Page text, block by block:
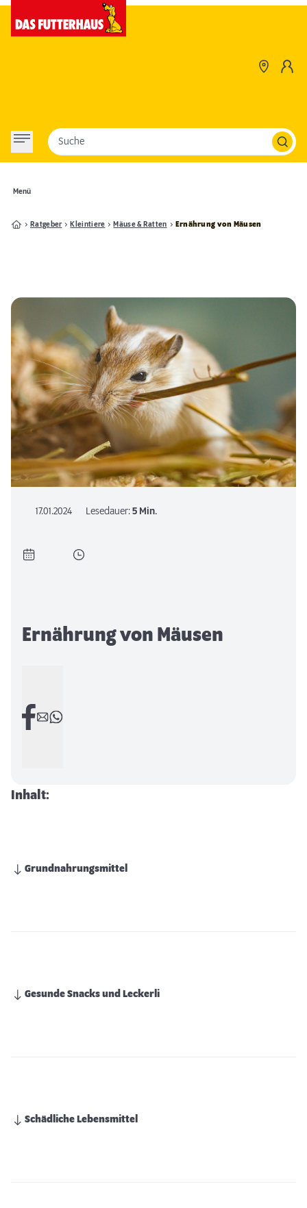
Menü
Suche
Ratgeber Kleintiere Mäuse & Ratten Ernährung von Mäusen
17.01.2024 Lesedauer:5 Min.
Ernährung von Mäusen
Inhalt:
Grundnahrungsmittel
Gesunde Snacks und Leckerli
Schädliche Lebensmittel